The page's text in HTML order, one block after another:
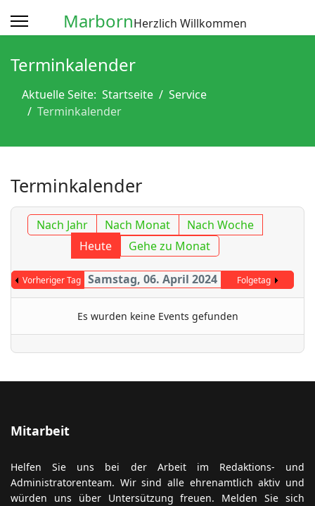
MarbornHerzlich Willkommen
Terminkalender
Aktuelle Seite: Startseite
Service
Terminkalender
Terminkalender
Nach Jahr Nach Monat
Nach Woche
Heute
Gehe zu Monat
Vorheriger Tag Samstag, 06. April 2024 Folgetag
Es wurden keine Events gefunden
Mitarbeit
Helfen Sie uns bei der Arbeit im Redaktions- und
Administratorenteam. Wir sind alle ehrenamtlich aktiv und
würden uns über Untersützung freuen. Melden Sie sich
anzeigen